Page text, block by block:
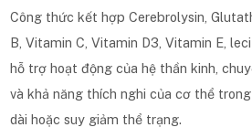
Công thức kết hợp Cerebrolysin,
B, Vitamin C, Vitamin D3, Vitamin E,
hỗ trợ hoạt động của hệ thần kinh,
và khả năng thích nghi của cơ thể
dài hoặc suy giảm thể trạng.